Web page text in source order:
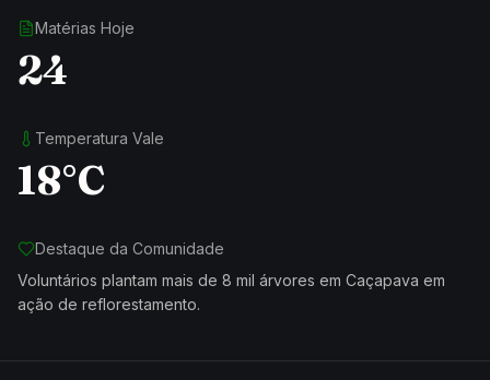
Matérias Hoje
24
Temperatura Vale
18°C
Destaque da Comunidade
Voluntários plantam mais de 8 mil árvores em Caçapava em
ação de reflorestamento.